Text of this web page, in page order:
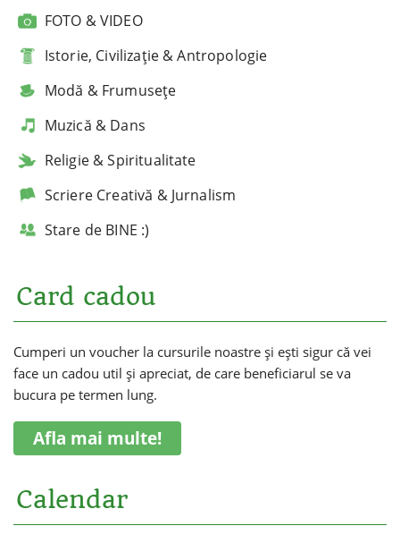
FOTO & VIDEO
Istorie, Civilizație & Antropologie
Modă & Frumusețe
Muzică & Dans
Religie & Spiritualitate
Scriere Creativă & Jurnalism
Stare de BINE :)
Card cadou
Cumperi un voucher la cursurile noastre și ești sigur că vei
face un cadou util și apreciat, de care beneficiarul se va
bucura pe termen lung.
Afla mai multe!
Calendar